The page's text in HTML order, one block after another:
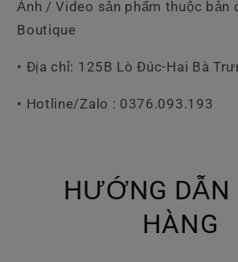
Ảnh / Video sản phẩm thuộc bản
Boutique
• Địa chỉ: 125B Lò Đúc-Hai Bà
• Hotline/Zalo : 0376.093.193
HƯỚNG DẪN
HÀNG